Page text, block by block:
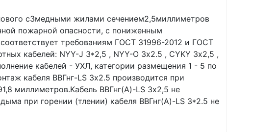
с3медными жилами сечением2,5миллиметров
пожарной опасности, с пониженным
требованиям ГОСТ 31996-2012 и ГОСТ
кабелей: NYY-J 3*2,5 , NYY-O 3х2.5 , CYKY 3х2,5 ,
кабелей - УXЛ, категории размещения 1 - 5 по
кабеля ВВГнг-LS 3х2.5 производится при
миллиметров.Кабель ВВГнг(А)-LS 3х2,5 не
при горении (тлении) кабеля ВВГнг(А)-LS 3*2.5 не